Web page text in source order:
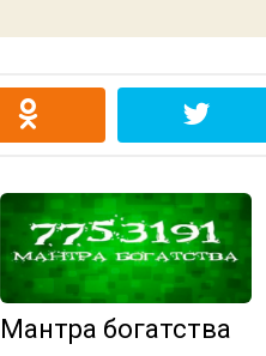
Мантра богатства